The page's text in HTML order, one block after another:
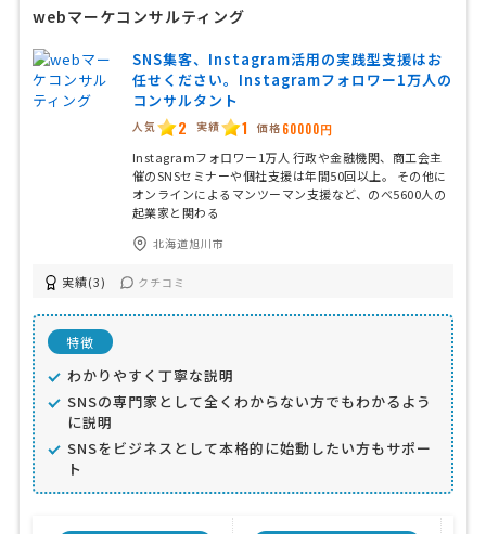
webマーケコンサルティング
SNS集客、Instagram活用の実践型支援はお
任せください。Instagramフォロワー1万人の
コンサルタント
人気 2 実績 1 価格 60000円
Instagramフォロワー1万人 行政や金融機関、商工会主
催のSNSセミナーや個社支援は年間50回以上。 その他に
オンラインによるマンツーマン支援など、のべ5600人の
起業家と関わる
北海道旭川市
実績(3) クチコミ
特徴
わかりやすく丁寧な説明
SNSの専門家として全くわからない方でもわかるよう
に説明
SNSをビジネスとして本格的に始動したい方もサポー
ト